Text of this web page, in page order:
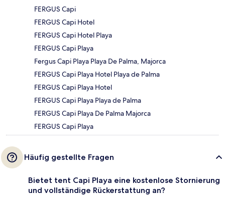
FERGUS Capi
FERGUS Capi Hotel
FERGUS Capi Hotel Playa
FERGUS Capi Playa
Fergus Capi Playa Playa De Palma, Majorca
FERGUS Capi Playa Hotel Playa de Palma
FERGUS Capi Playa Hotel
FERGUS Capi Playa Playa de Palma
FERGUS Capi Playa De Palma Majorca
FERGUS Capi Playa
Häufig gestellte Fragen
Bietet tent Capi Playa eine kostenlose Stornierung
und vollständige Rückerstattung an?